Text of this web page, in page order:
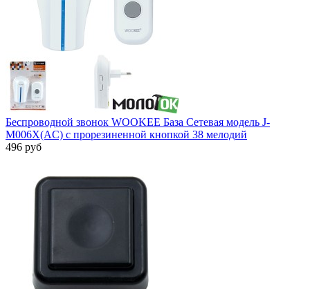
Беспроводной звонок WOOKEE База Сетевая модель J-
M006X(AC) с прорезиненной кнопкой 38 мелодий
496 руб